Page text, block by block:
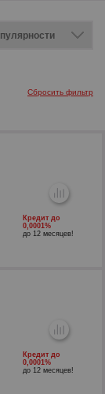
Сбросить фильтр
р
Кредит до
0,0001%
до 12 месяцев!
Кредит до
0,0001%
до 12 месяцев!